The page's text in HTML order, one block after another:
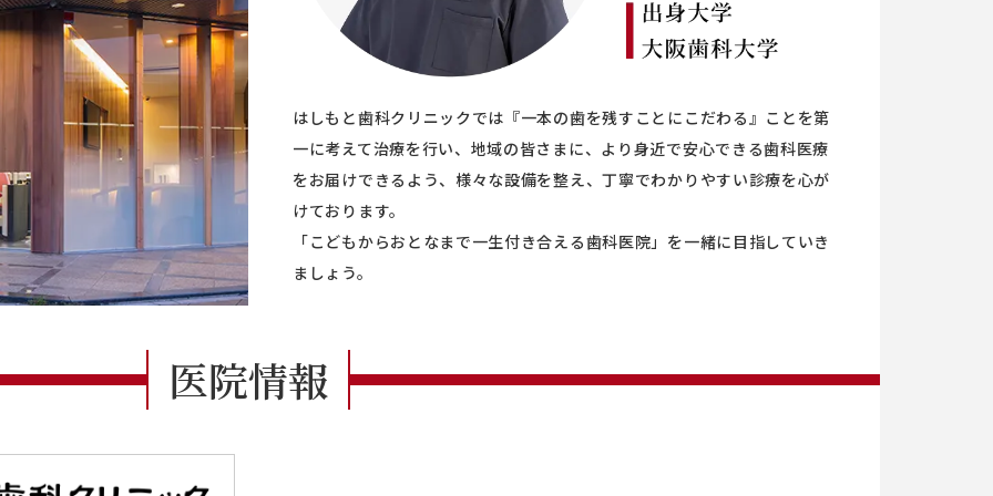
はしもと歯科クリニックでは『一本の歯を残すことにこだわる』ことを第
一に考えて治療を行い、地域の皆さまに、より身近で安心できる歯科医療
をお届けできるよう、様々な設備を整え、丁寧でわかりやすい診療を心が
けております。
「こどもからおとなまで一生付き合える歯科医院」を一緒に目指していき
ましょう。
医院情報